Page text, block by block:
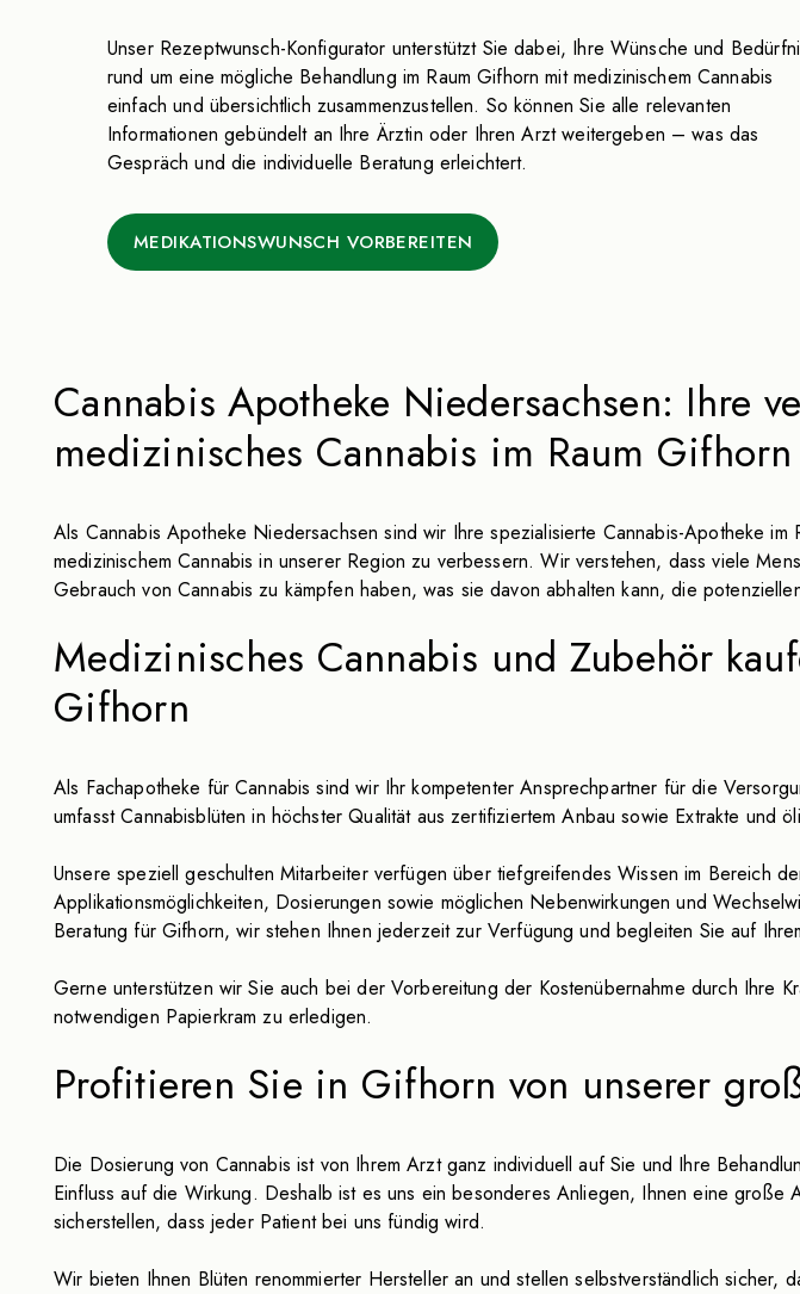
Unser Rezeptwunsch-Konfigurator unterstützt Sie dabei, Ihre Wünsche und
rund um eine mögliche Behandlung im Raum Gifhorn mit medizinischem Cannabis
einfach und übersichtlich zusammenzustellen. So können Sie alle relevanten
Informationen gebündelt an Ihre Ärztin oder Ihren Arzt weitergeben – was das
Gespräch und die individuelle Beratung erleichtert.
MEDIKATIONSWUNSCH VORBEREITEN
Cannabis Apotheke Niedersachsen: Ihre
medizinisches Cannabis im Raum Gifhorn
Als Cannabis Apotheke Niedersachsen sind wir Ihre spezialisierte Cannabis-Apotheke
medizinischem Cannabis in unserer Region zu verbessern. Wir verstehen, dass viele
Gebrauch von Cannabis zu kämpfen haben, was sie davon abhalten kann, die
Medizinisches Cannabis und Zubehör
Gifhorn
Als Fachapotheke für Cannabis sind wir Ihr kompetenter Ansprechpartner für die
umfasst Cannabisblüten in höchster Qualität aus zertifiziertem Anbau sowie Extrakte und
Unsere speziell geschulten Mitarbeiter verfügen über tiefgreifendes Wissen im Bereich
Applikationsmöglichkeiten, Dosierungen sowie möglichen Nebenwirkungen und
Beratung für Gifhorn, wir stehen Ihnen jederzeit zur Verfügung und begleiten Sie auf
Gerne unterstützen wir Sie auch bei der Vorbereitung der Kostenübernahme durch Ihre
notwendigen Papierkram zu erledigen.
Profitieren Sie in Gifhorn von unserer
Die Dosierung von Cannabis ist von Ihrem Arzt ganz individuell auf Sie und Ihre
Einfluss auf die Wirkung. Deshalb ist es uns ein besonderes Anliegen, Ihnen eine
sicherstellen, dass jeder Patient bei uns fündig wird.
Wir bieten Ihnen Blüten renommierter Hersteller an und stellen selbstverständlich sicher,